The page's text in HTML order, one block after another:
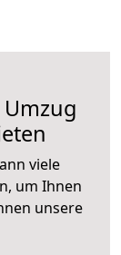
viele
um Ihnen
unsere